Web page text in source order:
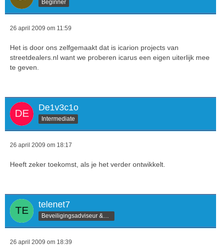
Beginner
26 april 2009 om 11:59
Het is door ons zelfgemaakt dat is icarion projects van
streetdealers.nl want we proberen icarus een eigen uiterlijk mee
te geven.
De1v3c1o
Intermediate
26 april 2009 om 18:17
Heeft zeker toekomst, als je het verder ontwikkelt.
telenet7
26 april 2009 om 18:39